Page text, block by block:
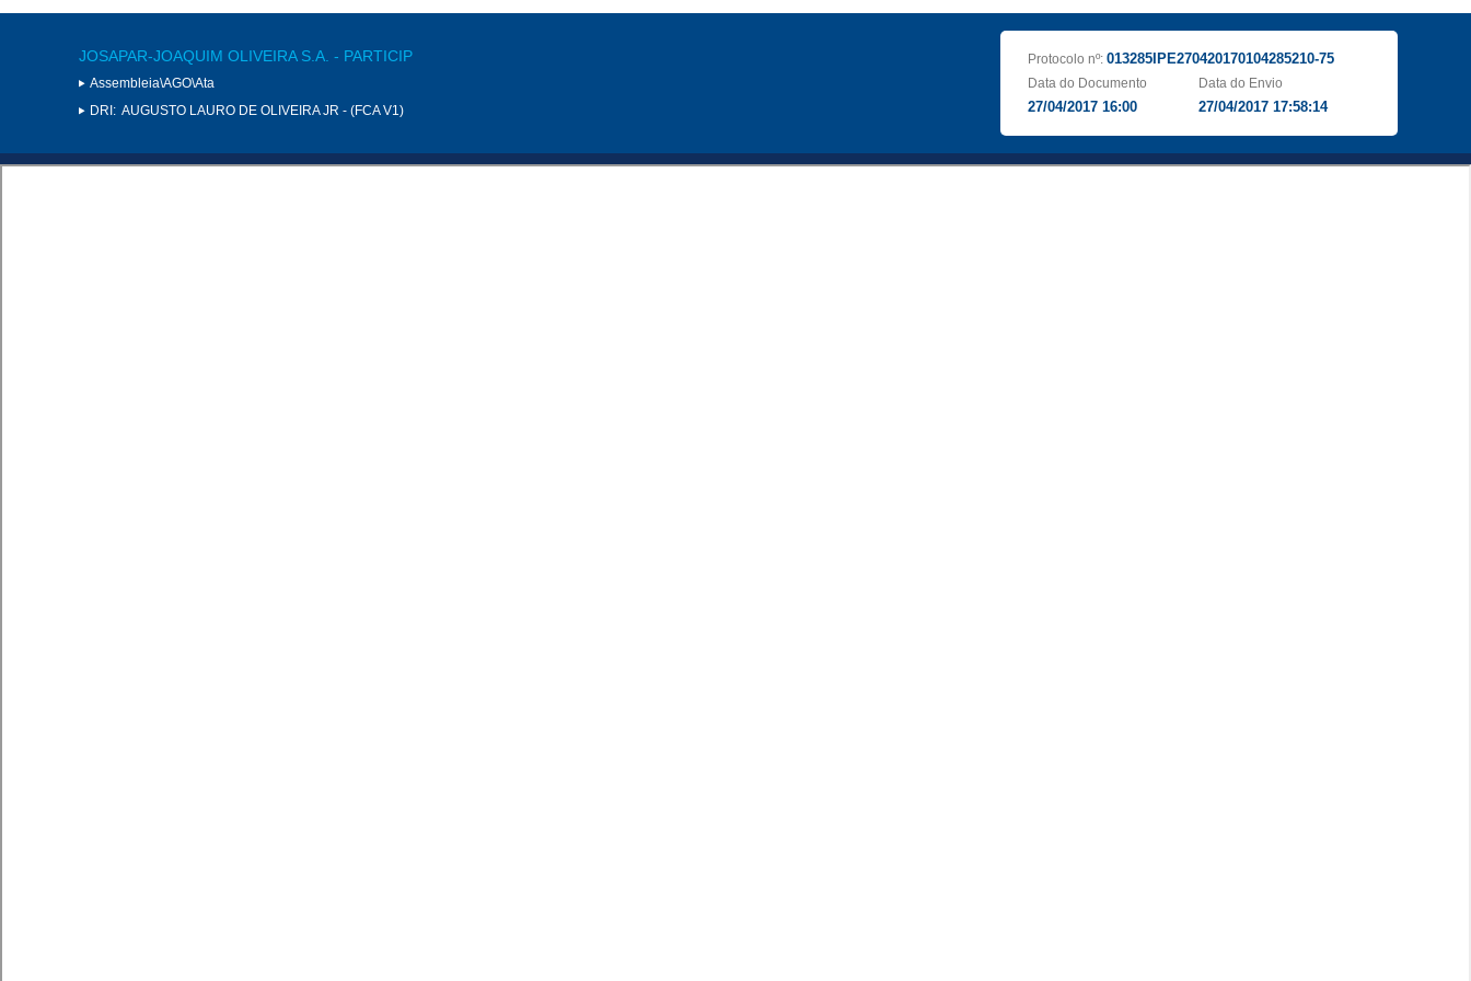
JOSAPAR-JOAQUIM OLIVEIRA S.A. - PARTICIP
Assembleia\AGO\Ata
DRI: AUGUSTO LAURO DE OLIVEIRA JR - (FCA V1)
Protocolo nº: 013285IPE270420170104285210-75
Data do Documento
27/04/2017 16:00
Data do Envio
27/04/2017 17:58:14